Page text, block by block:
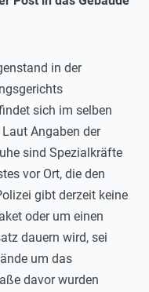
in der
sich im selben
Angaben der
sind Spezialkräfte
vor Ort, die den
gibt derzeit keine
oder um einen
dauern wird, sei
um das
davor wurden